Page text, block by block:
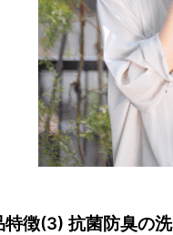
特徴(3) 抗菌防臭の